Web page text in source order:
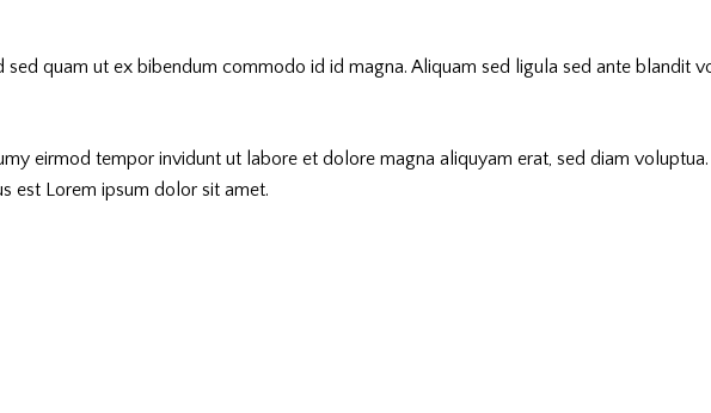
quam ut ex bibendum commodo id id magna. Aliquam sed ligula sed ante blandit
eirmod tempor invidunt ut labore et dolore magna aliquyam erat, sed diam
est Lorem ipsum dolor sit amet.